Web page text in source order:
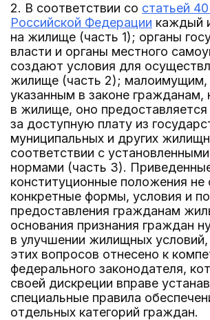
2. В соответствии со статьей
Российской Федерации каждый
на жилище (часть 1); органы
власти и органы местного
создают условия для
жилище (часть 2);
указанным в законе
в жилище, оно предоставляется
за доступную плату из
муниципальных и других
соответствии с
нормами (часть 3).
конституционные положения
конкретные формы, условия и
предоставления гражданам
основания признания граждан
в улучшении жилищных
этих вопросов отнесено к
федерального законодателя,
своей дискреции вправе
специальные правила
отдельных категорий граждан.